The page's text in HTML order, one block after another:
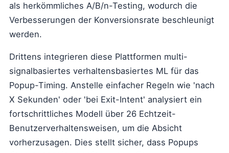
als herkömmliches A/B/n-Testing, wodurch die
Verbesserungen der Konversionsrate beschleunigt
werden.
Drittens integrieren diese Plattformen multi-
signalbasiertes verhaltensbasiertes ML für das
Popup-Timing. Anstelle einfacher Regeln wie 'nach
X Sekunden' oder 'bei Exit-Intent' analysiert ein
fortschrittliches Modell über 26 Echtzeit-
Benutzerverhaltensweisen, um die Absicht
vorherzusagen. Dies stellt sicher, dass Popups